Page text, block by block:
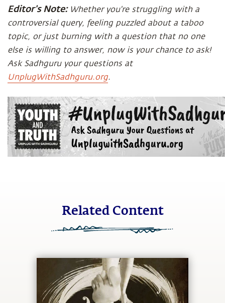
Editor's Note: Whether you're struggling with a
controversial query, feeling puzzled about a taboo
topic, or just burning with a question that no one
else is willing to answer, now is your chance to ask!
Ask Sadhguru your questions at
UnplugWithSadhguru.org.
Related Content